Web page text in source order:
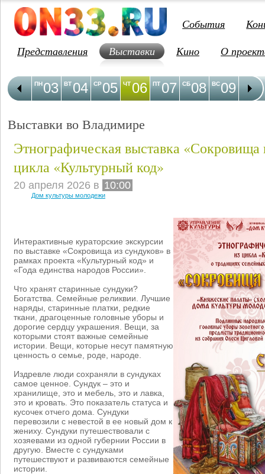
События
Представления
Выставки Кино О
03
ПН 04
ВТ 05
СР 06
ЧТ 07
ПТ 08
СБ 09
ВС 10
ПН
Выставки во Владимире
Этнографическая выставка «Сокровища
цикла «Культурный код»
20 апреля 2026 в 10:00
Дом культуры молодежи
Интерактивные кураторские экскурсии
по выставке «Сокровища из сундуков» в
рамках проекта «Культурный код» и
«Года единства народов России».
Что хранят старинные сундуки?
Богатства. Семейные реликвии. Лучшие
наряды, старинные платки, редкие
ткани, драгоценные головные уборы и
дорогие сердцу украшения. Вещи, за
которыми стоят важные семейные
истории. Вещи, которые несут памятную
ценность о семье, роде, народе.
Издревле люди сохраняли в сундуках
самое ценное. Сундук – это и
хранилище, это и мебель, это и лавка,
это и кровать. Это показатель статуса и
кусочек отчего дома. Сундуки
перевозили с невестой в ее новый дом к
жениху. Сундуки путешествовали с
хозяевами из одной губернии России в
другую. Вместе с сундуками
путешествуют и развиваются семейные
истории.